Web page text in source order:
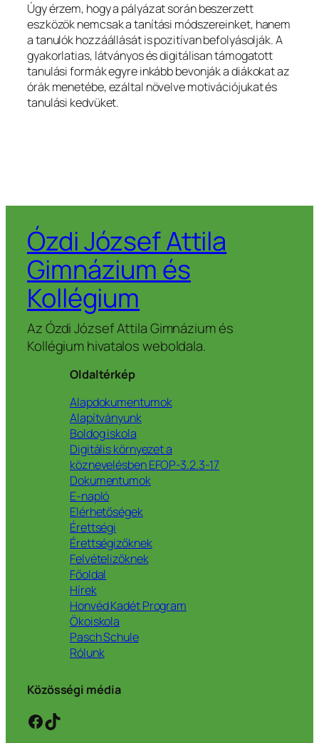
Úgy érzem, hogy a pályázat során beszerzett
eszközök nemcsak a tanítási módszereinket, hanem
a tanulók hozzáállását is pozitívan befolyásolják. A
gyakorlatias, látványos és digitálisan támogatott
tanulási formák egyre inkább bevonják a diákokat az
órák menetébe, ezáltal növelve motivációjukat és
tanulási kedvüket.
Ózdi József Attila
Gimnázium és
Kollégium
Az Ózdi József Attila Gimnázium és
Kollégium hivatalos weboldala.
Oldaltérkép
Alapdokumentumok
Alapítványunk
Boldog iskola
Digitális környezet a
köznevelésben EFOP-3.2.3-17
Dokumentumok
E-napló
Elérhetőségek
Érettségi
Érettségizőknek
Felvételizőknek
Főoldal
Hírek
Honvéd Kadét Program
Ökoiskola
Pasch Schule
Rólunk
Közösségi média
Facebook
TikTok